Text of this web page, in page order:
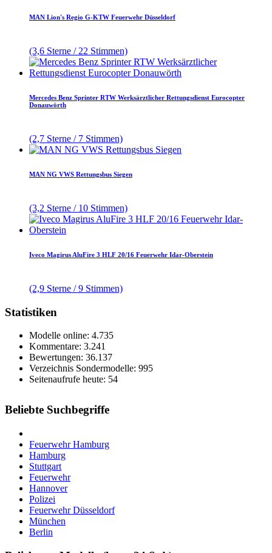
MAN Lion's Regio G-KTW Feuerwehr Düsseldorf
(3,6 Sterne / 22 Stimmen)
Mercedes Benz Sprinter RTW Werksärztlicher Rettungsdienst Eurocopter
Donauwörth
(2,7 Sterne / 7 Stimmen)
MAN NG VWS Rettungsbus Siegen
(3,2 Sterne / 10 Stimmen)
Iveco Magirus AluFire 3 HLF 20/16 Feuerwehr Idar-Oberstein
(2,9 Sterne / 9 Stimmen)
Statistiken
Modelle online: 4.735
Kommentare: 3.241
Bewertungen: 36.137
Verzeichnis Sondermodelle: 995
Seitenaufrufe heute: 54
Beliebte Suchbegriffe
Feuerwehr Hamburg
Hamburg
Stuttgart
Feuerwehr
Hannover
Polizei
Feuerwehr Düsseldorf
München
Berlin